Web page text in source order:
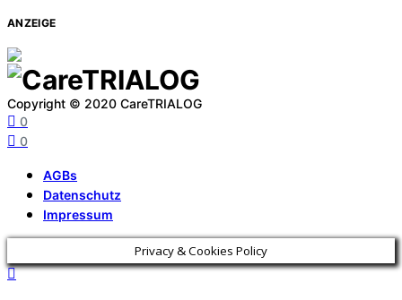
ANZEIGE
Copyright © 2020 CareTRIALOG
0
0
AGBs
Datenschutz
Impressum
Privacy & Cookies Policy